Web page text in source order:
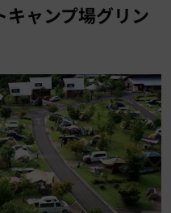
ャンプ場グリン